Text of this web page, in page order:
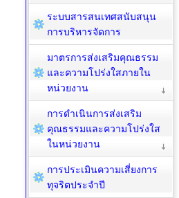
ระบบสารสนเทศสนับสนุน
การบริหารจัดการ
มาตรการส่งเสริมคุณธรรม
และความโปร่งใสภายใน
หน่วยงาน
การดำเนินการส่งเสริม
คุณธรรมและความโปร่งใส
ในหน่วยงาน
การประเมินความเสี่ยงการ
ทุจริตประจำปี